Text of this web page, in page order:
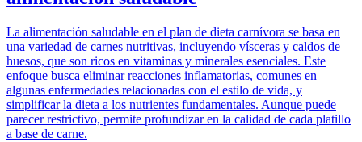
La alimentación saludable en el plan de dieta carnívora se basa en
una variedad de carnes nutritivas, incluyendo vísceras y caldos de
huesos, que son ricos en vitaminas y minerales esenciales. Este
enfoque busca eliminar reacciones inflamatorias, comunes en
algunas enfermedades relacionadas con el estilo de vida, y
simplificar la dieta a los nutrientes fundamentales. Aunque puede
parecer restrictivo, permite profundizar en la calidad de cada platillo
a base de carne.